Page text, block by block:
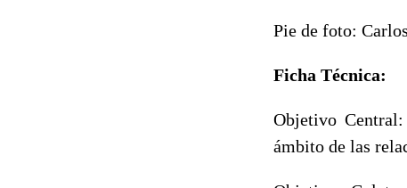
Pie de foto:
Ficha Técnica:
Objetivo
ámbito de las